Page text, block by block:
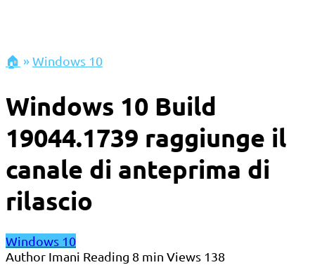
🏠 »Windows 10
Windows 10 Build
19044.1739 raggiunge il
canale di anteprima di
rilascio
Windows 10
Author Imani Reading 8 min Views 138